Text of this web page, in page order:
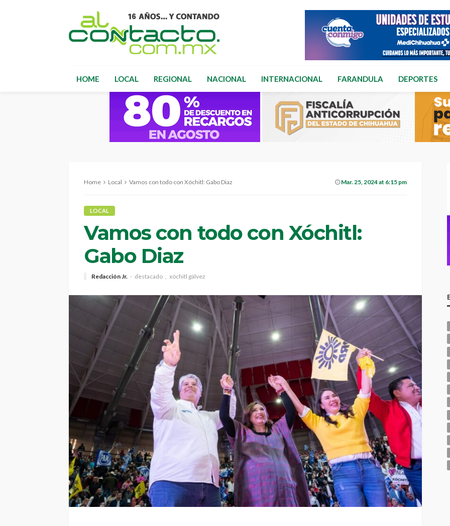
HOME LOCAL REGIONAL NACIONAL INTERNACIONAL FARANDULA DEPORTES
Home Local Vamos con todo con Xóchitl: Gabo Diaz Mar. 25, 2024 at 6:15 pm
LOCAL
Vamos con todo con Xóchitl:
Gabo Diaz
Redacción Jr. destacado xóchitl gálvez